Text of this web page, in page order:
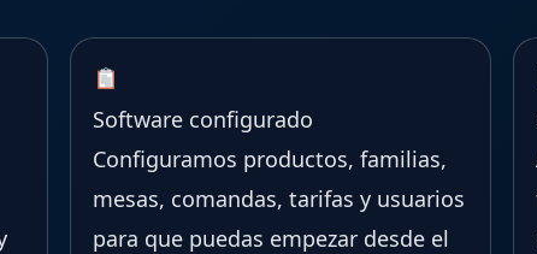
Software configurado
Configuramos productos, familias,
mesas, comandas, tarifas y usuarios
para que puedas empezar desde el